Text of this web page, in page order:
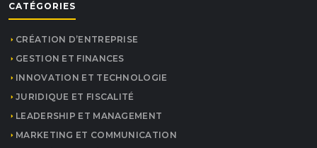
CATÉGORIES
CRÉATION D’ENTREPRISE
GESTION ET FINANCES
INNOVATION ET TECHNOLOGIE
JURIDIQUE ET FISCALITÉ
LEADERSHIP ET MANAGEMENT
MARKETING ET COMMUNICATION